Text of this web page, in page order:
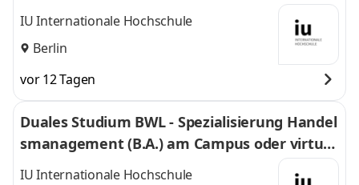
IU Internationale Hochschule
Berlin
vor 12 Tagen
Duales Studium BWL - Spezialisierung Handel
smanagement (B.A.) am Campus oder virtuel
l
IU Internationale Hochschule